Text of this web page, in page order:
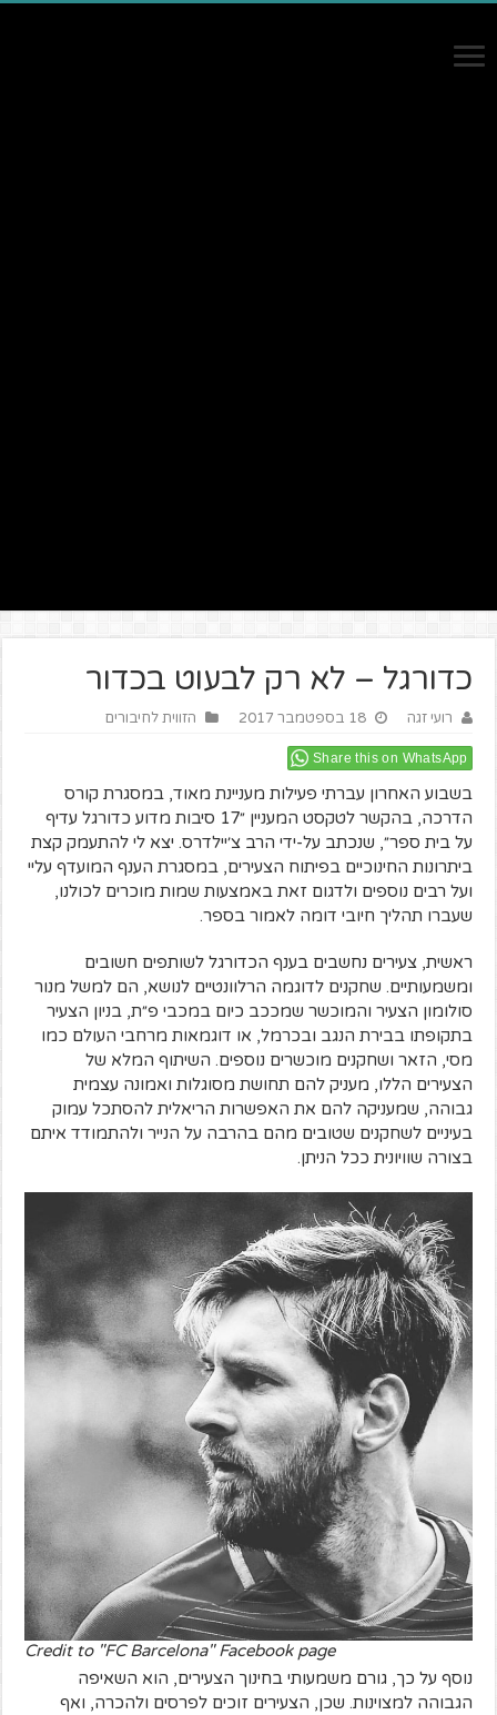
כדורגל – לא רק לבעוט בכדור
רועי זגה 18 בספטמבר 2017 הזווית לחיבורים
Share this on WhatsApp
בשבוע האחרון עברתי פעילות מעניינת מאוד, במסגרת קורס
הדרכה, בהקשר לטקסט המעניין ״17 סיבות מדוע כדורגל עדיף
על בית ספר״, שנכתב על-ידי הרב צ׳יילדרס. יצא לי להתעמק קצת
ביתרונות החינוכיים בפיתוח הצעירים, במסגרת הענף המועדף עליי
ועל רבים נוספים ולדגום זאת באמצעות שמות מוכרים לכולנו,
שעברו תהליך חיובי דומה לאמור בספר.
ראשית, צעירים נחשבים בענף הכדורגל לשותפים חשובים
ומשמעותיים. שחקנים לדוגמה הרלוונטיים לנושא, הם למשל מנור
סולומון הצעיר והמוכשר שמככב כיום במכבי פ״ת, בניון הצעיר
בתקופתו בבירת הנגב ובכרמל, או דוגמאות מרחבי העולם כמו
מסי, הזאר ושחקנים מוכשרים נוספים. השיתוף המלא של
הצעירים הללו, מעניק להם תחושת מסוגלות ואמונה עצמית
גבוהה, שמעניקה להם את האפשרות הריאלית להסתכל עמוק
בעיניים לשחקנים שטובים מהם בהרבה על הנייר ולהתמודד איתם
בצורה שוויונית ככל הניתן.
Credit to "FC Barcelona" Facebook page
נוסף על כך, גורם משמעותי בחינוך הצעירים, הוא השאיפה
הגבוהה למצוינות. שכן, הצעירים זוכים לפרסים ולהכרה, ואף